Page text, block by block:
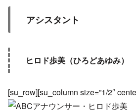
アシスタント
ヒロド歩美（ひろどあゆみ）
[su_row][su_column size=”1/2″